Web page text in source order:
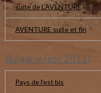
suite de L'AVENTURE
AVENTURE suite et fin
Bulgarie (été 2011)
Pays de l'est bis